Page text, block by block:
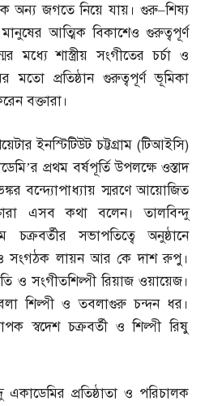
অন্য জগতে নিয়ে যায়। গুরু–শিষ্য
আত্মিক বিকাশেও গুরুত্বপূর্ণ
মধ্যে শাস্ত্রীয় সংগীতের চর্চা ও
মতো প্রতিষ্ঠান গুরুত্বপূর্ণ ভূমিকা
বক্তারা।
ইনস্টিটিউট চট্টগ্রাম (টিআইসি)
প্রথম বর্ষপূর্তি উপলক্ষে ওস্তাদ
বন্দ্যোপাধ্যায় স্মরণে আয়োজিত
এসব কথা বলেন। তালবিন্দু
সভাপতিত্বে অনুষ্ঠানে
ও সংগঠক লায়ন আর কে দাশ রুপু।
ও সংগীতশিল্পী রিয়াজ ওয়ায়েজ।
শিল্পী ও তবলাগুরু চন্দন ধর।
স্বদেশ চক্রবর্তী ও শিল্পী রিষু
একাডেমির প্রতিষ্ঠাতা ও পরিচালক